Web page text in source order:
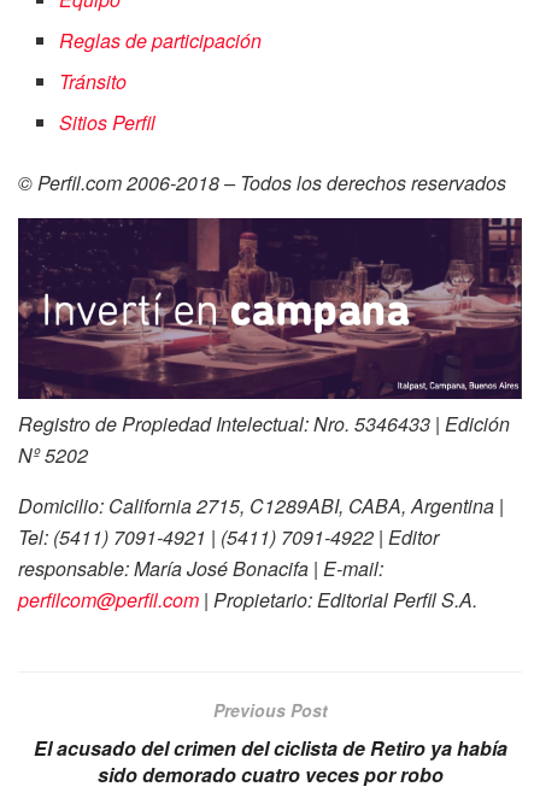
Reglas de participación
Tránsito
Sitios Perfil
© Perfil.com 2006-2018 – Todos los derechos reservados
Registro de Propiedad Intelectual: Nro. 5346433 | Edición
Nº 5202
Domicilio: California 2715, C1289ABI, CABA, Argentina |
Tel: (5411) 7091-4921 | (5411) 7091-4922 | Editor
responsable: María José Bonacifa | E-mail:
perfilcom@perfil.com | Propietario:Editorial PerfilS.A.
Previous Post
El acusado del crimen del ciclista de Retiro ya había
sido demorado cuatro veces por robo